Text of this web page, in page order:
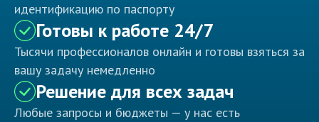
идентификацию по паспорту
Готовы к работе 24/7
Тысячи профессионалов онлайн и готовы взяться за
вашу задачу немедленно
Решение для всех задач
Любые запросы и бюджеты — у нас есть